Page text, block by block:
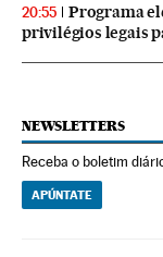
20:55
Programa
privilégios legais
NEWSLETTERS
Receba o boletim
APÚNTATE